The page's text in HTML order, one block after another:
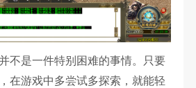
不是一件特别困难的事情。只要
在游戏中多尝试多探索，就能轻